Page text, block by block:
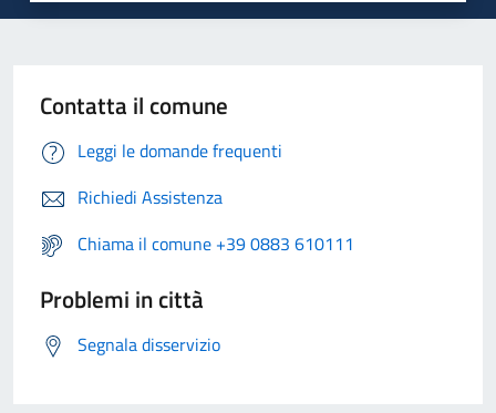
Contatta il comune
Leggi le domande frequenti
Richiedi Assistenza
Chiama il comune +39 0883 610111
Problemi in città
Segnala disservizio